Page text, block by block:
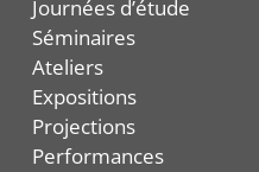
Journées d’étude
Séminaires
Ateliers
Expositions
Projections
Performances